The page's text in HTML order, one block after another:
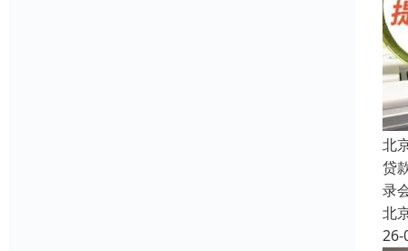
北
贷
录
北
26-